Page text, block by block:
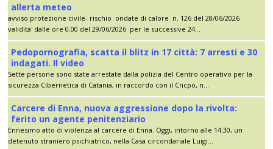
allerta meteo
avviso protezione civile- rischio ondate di calore n. 126 del 28/06/2026
validità' dalle ore 0.00 del 29/06/2026 per le successive 24...
Pedopornografia, scatta il blitz in 17 città: 7 arresti e 30
indagati. Il video
Sette persone sono state arrestate dalla polizia del Centro operativo per la
sicurezza Cibernetica di Catania, in raccordo con il Cncpo, n...
Carcere di Enna, nuova aggressione dopo la rivolta:
ferito un agente penitenziario
Ennesimo atto di violenza al carcere di Enna. Oggi, intorno alle 14.30, un
detenuto straniero psichiatrico, nella Casa circondariale Luigi...